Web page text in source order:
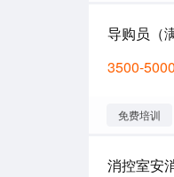
导购员（
3500-
免费培训
消控室安